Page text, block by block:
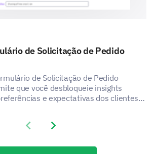
your available leave balance?
comment here:
de Solicitação de Pedido
de Solicitação de Pedido
que você desbloqueie insights
e expectativas dos clientes
Previous slide
Next slide